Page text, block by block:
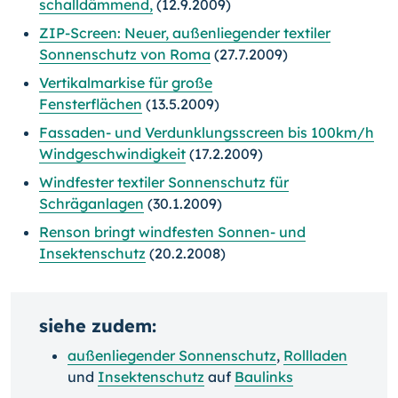
schalldämmend, (12.9.2009)
ZIP-Screen: Neuer, außenliegender textiler
Sonnenschutz von Roma (27.7.2009)
Vertikalmarkise für große
Fensterflächen (13.5.2009)
Fassaden- und Verdunklungsscreen bis 100km/h
Windgeschwindigkeit (17.2.2009)
Windfester textiler Sonnenschutz für
Schräganlagen (30.1.2009)
Renson bringt windfesten Sonnen- und
Insektenschutz (20.2.2008)
siehe zudem:
außenliegender Sonnenschutz, Rollladen
und Insektenschutz auf Baulinks